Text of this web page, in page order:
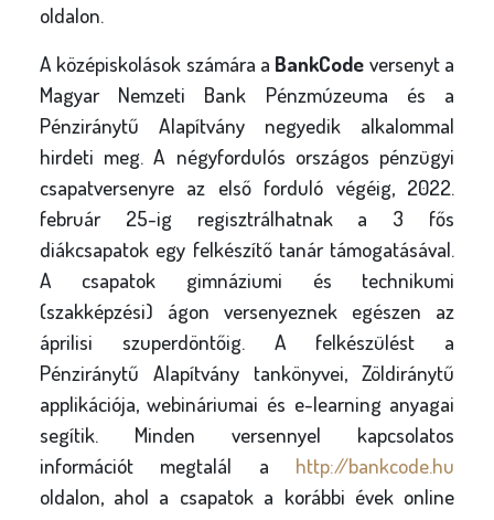
oldalon.
A középiskolások számára a BankCode versenyt a
Magyar Nemzeti Bank Pénzmúzeuma és a
Pénziránytű Alapítvány negyedik alkalommal
hirdeti meg. A négyfordulós országos pénzügyi
csapatversenyre az első forduló végéig, 2022.
február 25-ig regisztrálhatnak a 3 fős
diákcsapatok egy felkészítő tanár támogatásával.
A csapatok gimnáziumi és technikumi
(szakképzési) ágon versenyeznek egészen az
áprilisi szuperdöntőig. A felkészülést a
Pénziránytű Alapítvány tankönyvei, Zöldiránytű
applikációja, webináriumai és e-learning anyagai
segítik. Minden versennyel kapcsolatos
információt megtalál a http://bankcode.hu
oldalon, ahol a csapatok a korábbi évek online